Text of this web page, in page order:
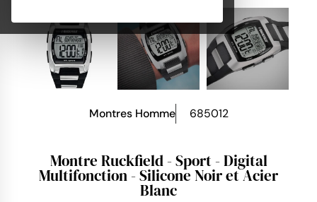
Montres Homme 685012
Montre Ruckfield - Sport - Digital
Multifonction - Silicone Noir et Acier
Blanc